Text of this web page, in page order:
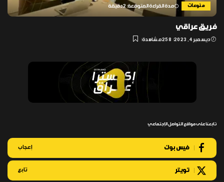
منوعات مدة القراءة المتوقعة: 2 دقيقة
فريق عراقي
ديسمبر 4, 2023 258 مشاهدة
تابعنا على مواقع التواصل الإجتماعي
فيس بوك إعجاب
تويتر تابع